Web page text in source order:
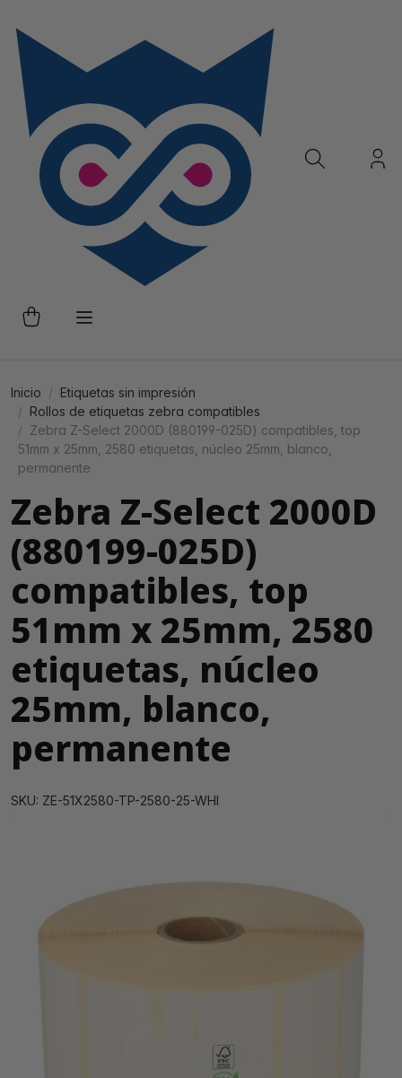
Inicio
Etiquetas sin impresión
Rollos de etiquetas zebra compatibles
Zebra Z-Select 2000D (880199-025D) compatibles, top
51mm x 25mm, 2580 etiquetas, núcleo 25mm, blanco,
permanente
Zebra Z-Select 2000D
(880199-025D)
compatibles, top
51mm x 25mm, 2580
etiquetas, núcleo
25mm, blanco,
permanente
SKU: ZE-51X2580-TP-2580-25-WHI